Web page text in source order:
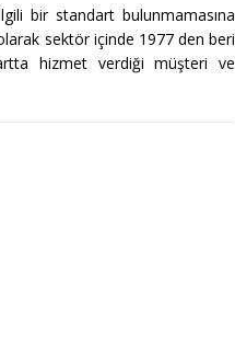
bir standart bulunmamasına
sektör içinde 1977 den beri
hizmet verdiği müşteri ve